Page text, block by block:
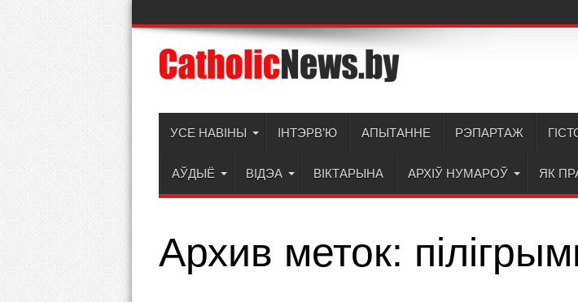
УСЕ НАВІНЫ ІНТЭРВ’Ю АПЫТАННЕ РЭПАРТАЖ
АЎДЫЁ ВІДЭА ВІКТАРЫНА АРХІЎ НУМАРОЎ ЯК
Архив меток: